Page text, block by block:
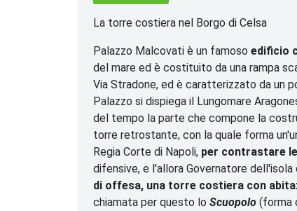
La torre costiera nel Borgo di Celsa
Palazzo Malcovati è un famoso edificio
del mare ed è costituito da una rampa
Via Stradone, ed è caratterizzato da un
Palazzo si dispiega il Lungomare
del tempo la parte che compone la
torre retrostante, con la quale forma
Regia Corte di Napoli, per contrastare
difensive, e l'allora Governatore
di offesa, una torre costiera con
chiamata per questo lo Scuopolo (forma